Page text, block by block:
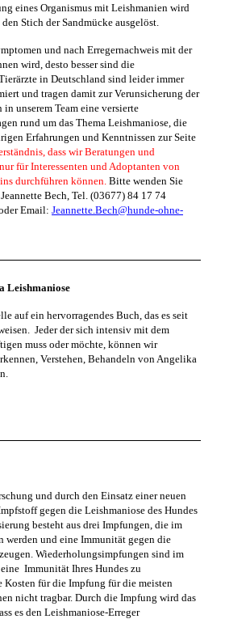
eines Organismus mit Leishmanien wird
Stich der Sandmücke ausgelöst.
und nach Erregernachweis mit der
wird, desto besser sind die
in Deutschland sind leider immer
und tragen damit zur Verunsicherung der
unserem Team eine versierte
rund um das Thema Leishmaniose, die
Erfahrungen und Kenntnissen zur Seite
dass wir Beratungen und
für Interessenten und Adoptanten von
durchführen können. Bitte wenden Sie
Bech, Tel. (03677) 84 17 74
Email: Jeannette.Bech@hunde-ohne-
Leishmaniose
auf ein hervorragendes Buch, das es seit
Jeder der sich intensiv mit dem
muss oder möchte, können wir
Verstehen, Behandeln von Angelika
und durch den Einsatz einer neuen
gegen die Leishmaniose des Hundes
besteht aus drei Impfungen, die im
werden und eine Immunität gegen die
Wiederholungsimpfungen sind im
Immunität Ihres Hundes zu
Kosten für die Impfung für die meisten
nicht tragbar. Durch die Impfung wird das
es den Leishmaniose-Erreger